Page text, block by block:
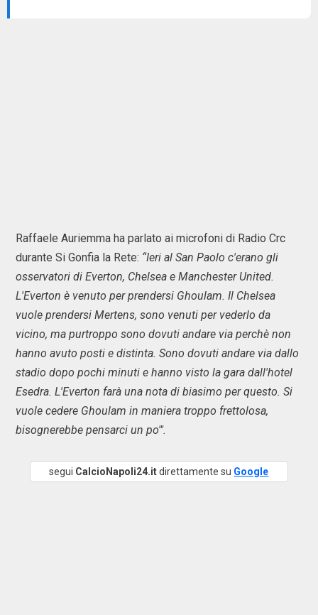
Raffaele Auriemma ha parlato ai microfoni di Radio Crc
durante Si Gonfia la Rete: “Ieri al San Paolo c'erano gli
osservatori di Everton, Chelsea e Manchester United.
L'Everton è venuto per prendersi Ghoulam. Il Chelsea
vuole prendersi Mertens, sono venuti per vederlo da
vicino, ma purtroppo sono dovuti andare via perchè non
hanno avuto posti e distinta. Sono dovuti andare via dallo
stadio dopo pochi minuti e hanno visto la gara dall'hotel
Esedra. L'Everton farà una nota di biasimo per questo. Si
vuole cedere Ghoulam in maniera troppo frettolosa,
bisognerebbe pensarci un po'".
segui CalcioNapoli24.itdirettamente su Google